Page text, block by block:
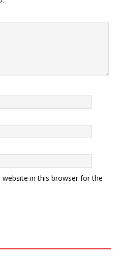
website in this browser for the